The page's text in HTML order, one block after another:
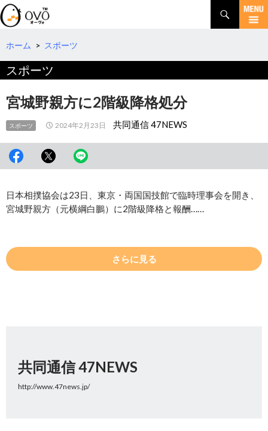
検
索
コ
テ
へ
移
ホーム > スポーツ
スポーツ
宮城野親方に2階級降格処分
スポーツ 2024年2月23日 共同通信 47NEWS
日本相撲協会は23日、東京・両国国技館で臨時理事会を開き、
宮城野親方（元横綱白鵬）に2階級降格と報酬……
さらに見る
共同通信 47NEWS
http://www.47news.jp/